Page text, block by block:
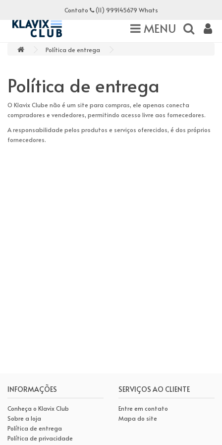
Contato (11) 999145679 Whats
MENU
Política de entrega
Política de entrega
O Klavix Clube não é um site para compras, ele apenas conecta
compradores e vendedores, permitindo acesso livre aos fornecedores.
A responsabilidade pelos produtos e serviços oferecidos, é dos próprios
fornecedores.
INFORMAÇÕES
Conheça o Klavix Club
Sobre a loja
Política de entrega
Política de privacidade
SERVIÇOS AO CLIENTE
Entre em contato
Mapa do site